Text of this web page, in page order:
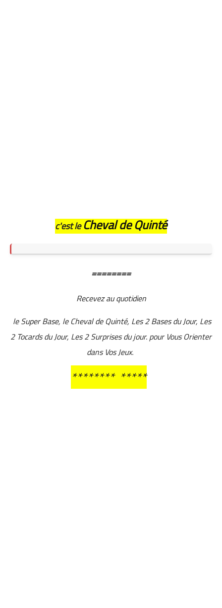
c'est leCheval de Quinté
========
Recevez au quotidien
le Super Base, le Cheval de Quinté, Les 2 Bases du Jour, Les
2 Tocards du Jour, Les 2 Surprises du jour. pour Vous Orienter
dans Vos Jeux.
******** *****